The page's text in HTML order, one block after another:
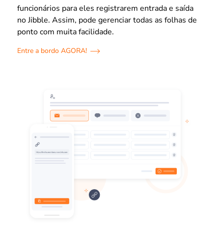
funcionários para eles registrarem entrada e saída
no Jibble. Assim, pode gerenciar todas as folhas de
ponto com muita facilidade.
Entre a bordo AGORA!